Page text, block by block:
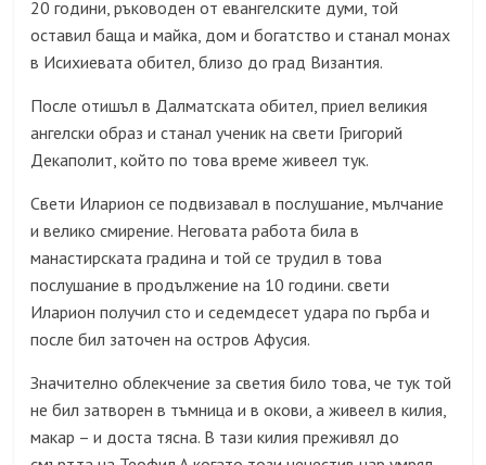
20 години, ръководен от евангелските думи, той
оставил баща и майка, дом и богатство и станал монах
в Исихиевата обител, близо до град Византия.
После отишъл в Далматската обител, приел великия
ангелски образ и станал ученик на свети Григорий
Декаполит, който по това време живеел тук.
Свети Иларион се подвизавал в послушание, мълчание
и велико смирение. Неговата работа била в
манастирската градина и той се трудил в това
послушание в продължение на 10 години. свети
Иларион получил сто и седемдесет удара по гърба и
после бил заточен на остров Афусия.
Значително облекчение за светия било това, че тук той
не бил затворен в тъмница и в окови, а живеел в килия,
макар – и доста тясна. В тази килия преживял до